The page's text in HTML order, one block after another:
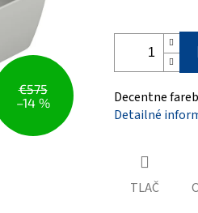
€575
–14 %
Decentne
Detailné
TLAČ